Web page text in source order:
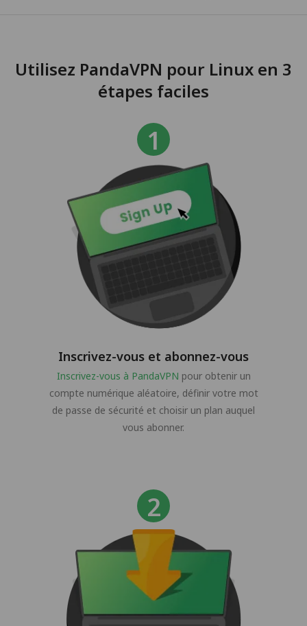
Utilisez PandaVPN pour Linux en 3
étapes faciles
Inscrivez-vous et abonnez-vous
Inscrivez-vous à PandaVPN pour obtenir un
compte numérique aléatoire, définir votre mot
de passe de sécurité et choisir un plan auquel
vous abonner.